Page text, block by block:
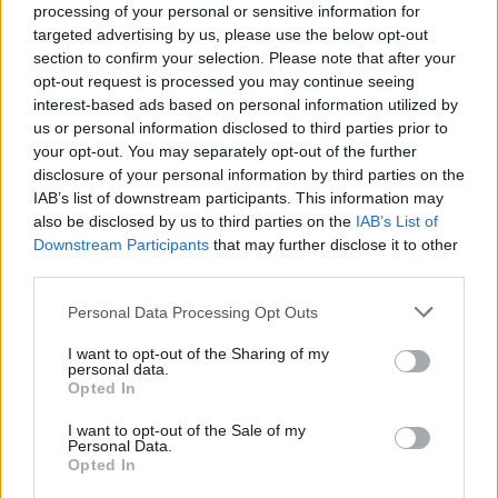
processing of your personal or sensitive information for
targeted advertising by us, please use the below opt-out
section to confirm your selection. Please note that after your
opt-out request is processed you may continue seeing
interest-based ads based on personal information utilized by
us or personal information disclosed to third parties prior to
your opt-out. You may separately opt-out of the further
disclosure of your personal information by third parties on the
IAB’s list of downstream participants. This information may
also be disclosed by us to third parties on the IAB’s List of
Downstream Participants that may further disclose it to other
Personal Data Processing Opt Outs
I want to opt-out of the Sharing of my
personal data.
Opted In
I want to opt-out of the Sale of my
Personal Data.
Opted In
Bez uproszczenia prawa nakłady na wytwarzanie pozostaną
zamrożone w projektach, których nie można uruchomić.
Sytuacja ta staje się przewagą konkurencyjną Chin, które,
często ignorując koszty społeczne i środowiskowe, oferują
krótką ścieżkę biurokratyczną i szybkie tempo budowy
infrastruktury. Kraje zachodnie, chcąc utrzymać tempo zmian,
muszą radykalnie przyspieszyć wydawanie pozwoleń. Stabilne
otoczenie regulacyjne to warunek konieczny, aby uniknąć
dalszej ucieczki kapitału do regionów o mniejszych barierach
administracyjnych.
Elektryfikacja i nowe źródła popytu na
Niedobór nowych mocy z OZE zderza się z gwałtownym